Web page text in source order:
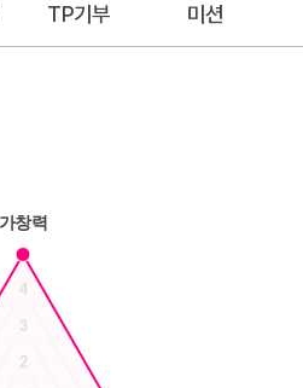
TP기부 미션